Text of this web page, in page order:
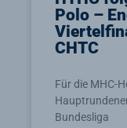
Polo –
CHTC
Für die MHC-
Bundesliga